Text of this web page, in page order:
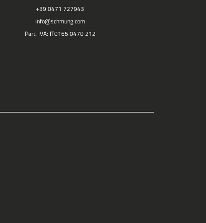
+39 0471 727943
info@schmung.com
Part. IVA: IT0165 0470 212